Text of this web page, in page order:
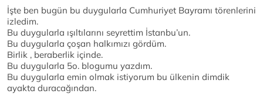
İşte ben bugün bu duygularla Cumhuriyet Bayramı törenlerini
izledim.
Bu duygularla ışıltılarını seyrettim İstanbu’un.
Bu duygularla çoşan halkımızı gördüm.
Birlik , beraberlik içinde.
Bu duygularla 5o. blogumu yazdım.
Bu duygularla emin olmak istiyorum bu ülkenin dimdik
ayakta duracağından.